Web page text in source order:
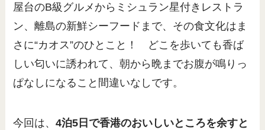
屋台のB級グルメからミシュラン星付きレストラ
ン、離島の新鮮シーフードまで、その食文化はま
さに“カオス”のひとこと！ どこを歩いても香ば
しい匂いに誘われて、朝から晩までお腹が鳴りっ
ぱなしになること間違いなしです。
今回は、4泊5日で香港のおいしいところを余すと